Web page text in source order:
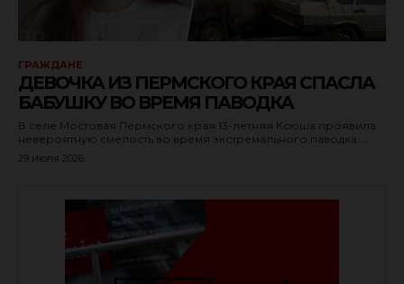
ГРАЖДАНЕ
ДЕВОЧКА ИЗ ПЕРМСКОГО КРАЯ СПАСЛА
БАБУШКУ ВО ВРЕМЯ ПАВОДКА
В селе Мостовая Пермского края 13-летняя Ксюша проявила
невероятную смелость во время экстремального паводка:...
29 июля 2026